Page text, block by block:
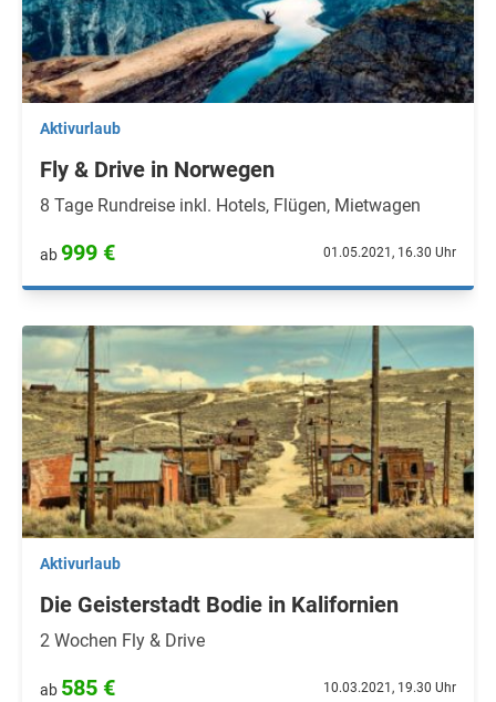
Aktivurlaub
Fly & Drive in Norwegen
8 Tage Rundreise inkl. Hotels, Flügen, Mietwagen
ab999 € 01.05.2021, 16.30 Uhr
Aktivurlaub
Die Geisterstadt Bodie in Kalifornien
2 Wochen Fly & Drive
ab 585 € 10.03.2021, 19.30 Uhr